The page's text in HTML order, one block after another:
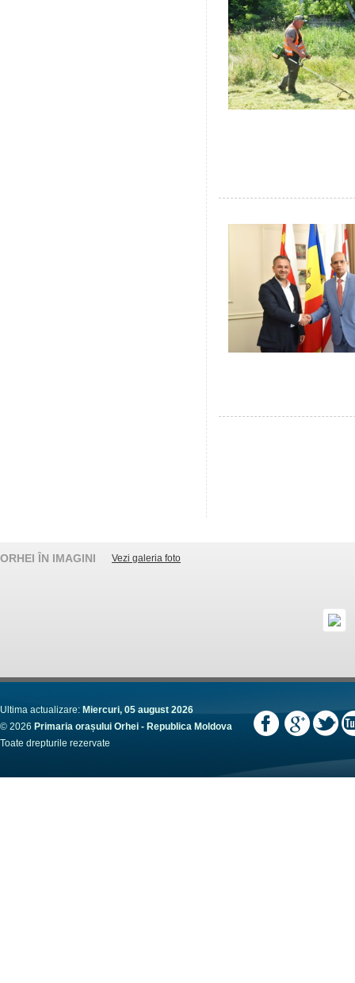
ORHEI ÎN IMAGINI Vezi galeria foto
Ultima actualizare: Miercuri, 05 august 2026
© 2026 Primaria orașului Orhei - Republica Moldova
Toate drepturile rezervate